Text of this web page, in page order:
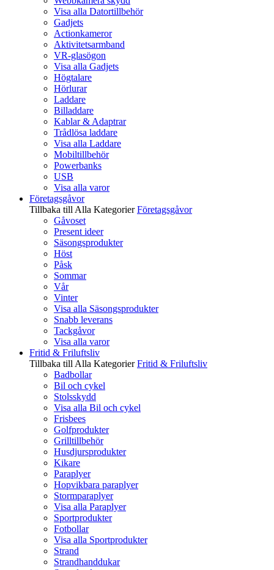
Visa alla Datortillbehör
Gadjets
Actionkameror
Aktivitetsarmband
VR-glasögon
Visa alla Gadjets
Högtalare
Hörlurar
Laddare
Billaddare
Kablar & Adaptrar
Trådlösa laddare
Visa alla Laddare
Mobiltillbehör
Powerbanks
USB
Visa alla varor
Företagsgåvor
Tillbaka till Alla Kategorier Företagsgåvor
Gåvoset
Present ideer
Säsongsprodukter
Höst
Påsk
Sommar
Vår
Vinter
Visa alla Säsongsprodukter
Snabb leverans
Tackgåvor
Visa alla varor
Fritid & Friluftsliv
Tillbaka till Alla Kategorier Fritid & Friluftsliv
Badbollar
Bil och cykel
Stolsskydd
Visa alla Bil och cykel
Frisbees
Golfprodukter
Grilltillbehör
Husdjursprodukter
Kikare
Paraplyer
Hopvikbara paraplyer
Stormparaplyer
Visa alla Paraplyer
Sportprodukter
Fotbollar
Visa alla Sportprodukter
Strand
Strandhanddukar